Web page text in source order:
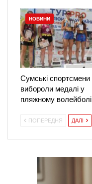
НОВИНИ
Сумські спортсмени
вибороли медалі у
пляжному волейболі
ПОПЕРЕДНЯ ДАЛІ